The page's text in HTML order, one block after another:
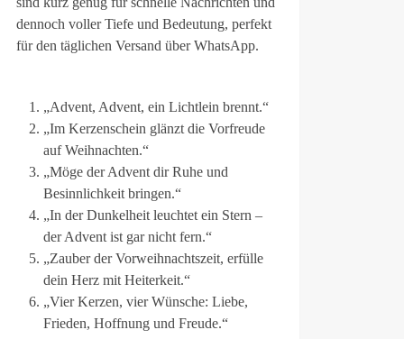
dennoch voller Tiefe und Bedeutung, perfekt
für den täglichen Versand über WhatsApp.
„Advent, Advent, ein Lichtlein brennt.“
„Im Kerzenschein glänzt die Vorfreude
auf Weihnachten.“
„Möge der Advent dir Ruhe und
Besinnlichkeit bringen.“
„In der Dunkelheit leuchtet ein Stern –
der Advent ist gar nicht fern.“
„Zauber der Vorweihnachtszeit, erfülle
dein Herz mit Heiterkeit.“
„Vier Kerzen, vier Wünsche: Liebe,
Frieden, Hoffnung und Freude.“